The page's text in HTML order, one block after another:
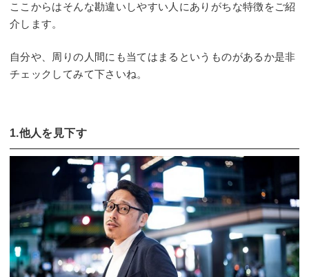
ここからはそんな勘違いしやすい人にありがちな特徴をご紹
介します。
自分や、周りの人間にも当てはまるというものがあるか是非
チェックしてみて下さいね。
1.他人を見下す